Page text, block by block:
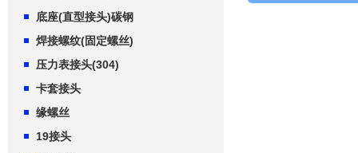
底座(直型接头)碳钢
焊接螺纹(固定螺丝)
压力表接头(304)
卡套接头
缘螺丝
19接头